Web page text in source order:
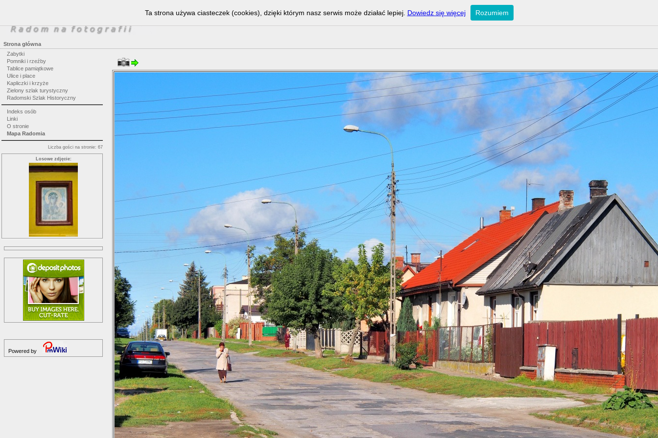
Strona główna
Zabytki
Pomniki i rzeźby
Tablice pamiątkowe
Ulice i place
Kapliczki i krzyże
Zielony szlak turystyczny
Radomski Szlak Historyczny
Indeks osób
Linki
O stronie
Mapa Radomia
Liczba gości na stronie: 67
Losowe zdjęcie:
Powered by
Ta strona używa ciasteczek (cookies), dzięki którym nasz serwis może działać lepiej. Dowiedz się więcej Rozumiem